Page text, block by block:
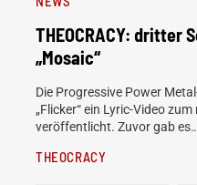
THEOCRACY: dritter
„Mosaic“
Die Progressive Power
„Flicker“ ein Lyric-Video
veröffentlicht. Zuvor gab es…
THEOCRACY